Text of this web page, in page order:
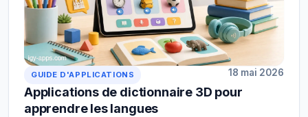
GUIDE D'APPLICATIONS 18 mai 2026
Applications de dictionnaire 3D pour
apprendre les langues